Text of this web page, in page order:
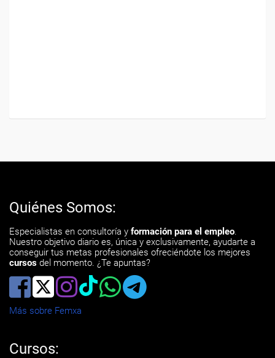
Quiénes Somos:
Especialistas en consultoría y formación para el empleo.
Nuestro objetivo diario es, única y exclusivamente, ayudarte a
conseguir tus metas profesionales ofreciéndote los mejores
cursos del momento. ¿Te apuntas?
Más sobre Femxa
Cursos: